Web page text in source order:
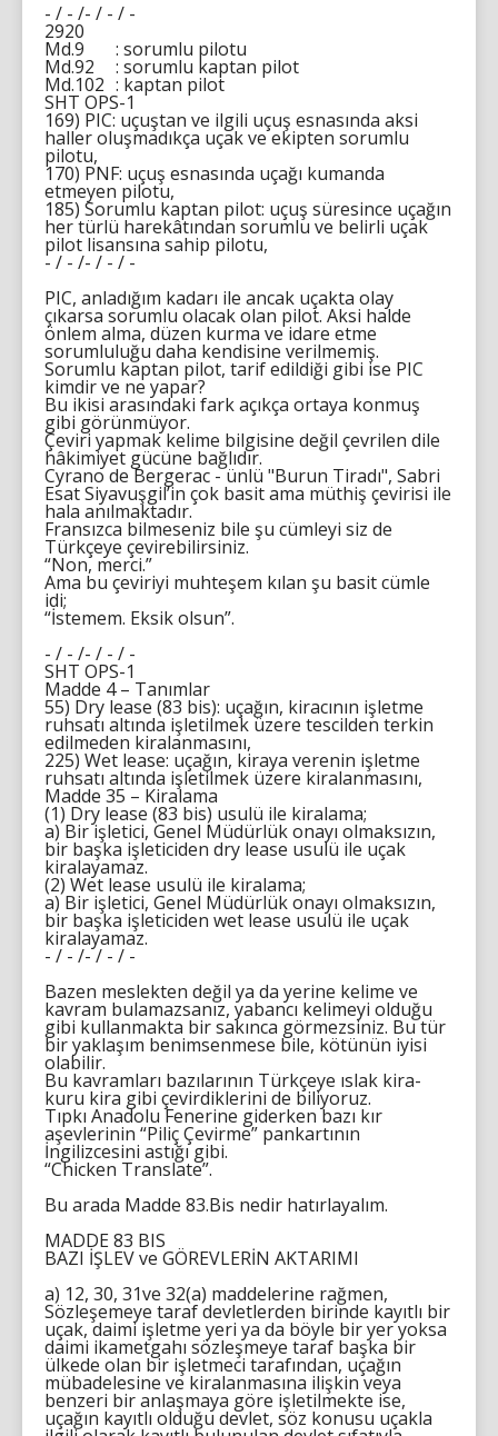
- / - /- / - / -
2920
Md.9 : sorumlu pilotu
Md.92 : sorumlu kaptan pilot
Md.102 : kaptan pilot
SHT OPS-1
169) PIC: uçuştan ve ilgili uçuş esnasında aksi
haller oluşmadıkça uçak ve ekipten sorumlu
pilotu,
170) PNF: uçuş esnasında uçağı kumanda
etmeyen pilotu,
185) Sorumlu kaptan pilot: uçuş süresince uçağın
her türlü harekâtından sorumlu ve belirli uçak
pilot lisansına sahip pilotu,
- / - /- / - / -
PIC, anladığım kadarı ile ancak uçakta olay
çıkarsa sorumlu olacak olan pilot. Aksi halde
önlem alma, düzen kurma ve idare etme
sorumluluğu daha kendisine verilmemiş.
Sorumlu kaptan pilot, tarif edildiği gibi ise PIC
kimdir ve ne yapar?
Bu ikisi arasındaki fark açıkça ortaya konmuş
gibi görünmüyor.
Çeviri yapmak kelime bilgisine değil çevrilen dile
hâkimiyet gücüne bağlıdır.
Cyrano de Bergerac - ünlü "Burun Tiradı", Sabri
Esat Siyavuşgil’in çok basit ama müthiş çevirisi ile
hala anılmaktadır.
Fransızca bilmeseniz bile şu cümleyi siz de
Türkçeye çevirebilirsiniz.
“Non, merci.”
Ama bu çeviriyi muhteşem kılan şu basit cümle
idi;
“İstemem. Eksik olsun”.
- / - /- / - / -
SHT OPS-1
Madde 4 – Tanımlar
55) Dry lease (83 bis): uçağın, kiracının işletme
ruhsatı altında işletilmek üzere tescilden terkin
edilmeden kiralanmasını,
225) Wet lease: uçağın, kiraya verenin işletme
ruhsatı altında işletilmek üzere kiralanmasını,
Madde 35 – Kiralama
(1) Dry lease (83 bis) usulü ile kiralama;
a) Bir işletici, Genel Müdürlük onayı olmaksızın,
bir başka işleticiden dry lease usulü ile uçak
kiralayamaz.
(2) Wet lease usulü ile kiralama;
a) Bir işletici, Genel Müdürlük onayı olmaksızın,
bir başka işleticiden wet lease usulü ile uçak
kiralayamaz.
- / - /- / - / -
Bazen meslekten değil ya da yerine kelime ve
kavram bulamazsanız, yabancı kelimeyi olduğu
gibi kullanmakta bir sakınca görmezsiniz. Bu tür
bir yaklaşım benimsenmese bile, kötünün iyisi
olabilir.
Bu kavramları bazılarının Türkçeye ıslak kira-
kuru kira gibi çevirdiklerini de biliyoruz.
Tıpkı Anadolu Fenerine giderken bazı kır
aşevlerinin “Piliç Çevirme” pankartının
İngilizcesini astığı gibi.
“Chicken Translate”.
Bu arada Madde 83.Bis nedir hatırlayalım.
MADDE 83 BIS
BAZI İŞLEV ve GÖREVLERİN AKTARIMI
a) 12, 30, 31ve 32(a) maddelerine rağmen,
Sözleşemeye taraf devletlerden birinde kayıtlı bir
uçak, daimi işletme yeri ya da böyle bir yer yoksa
daimi ikametgahı sözleşmeye taraf başka bir
ülkede olan bir işletmeci tarafından, uçağın
mübadelesine ve kiralanmasına ilişkin veya
benzeri bir anlaşmaya göre işletilmekte ise,
uçağın kayıtlı olduğu devlet, söz konusu uçakla